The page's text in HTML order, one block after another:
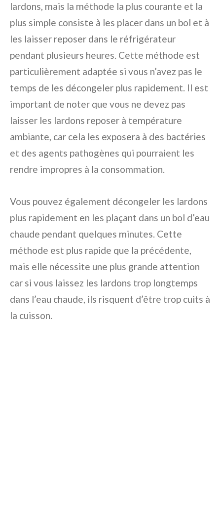
lardons, mais la méthode la plus courante et la
plus simple consiste à les placer dans un bol et à
les laisser reposer dans le réfrigérateur
pendant plusieurs heures. Cette méthode est
particulièrement adaptée si vous n’avez pas le
temps de les décongeler plus rapidement. Il est
important de noter que vous ne devez pas
laisser les lardons reposer à température
ambiante, car cela les exposera à des bactéries
et des agents pathogènes qui pourraient les
rendre impropres à la consommation.
Vous pouvez également décongeler les lardons
plus rapidement en les plaçant dans un bol d’eau
chaude pendant quelques minutes. Cette
méthode est plus rapide que la précédente,
mais elle nécessite une plus grande attention
car si vous laissez les lardons trop longtemps
dans l’eau chaude, ils risquent d’être trop cuits à
la cuisson.